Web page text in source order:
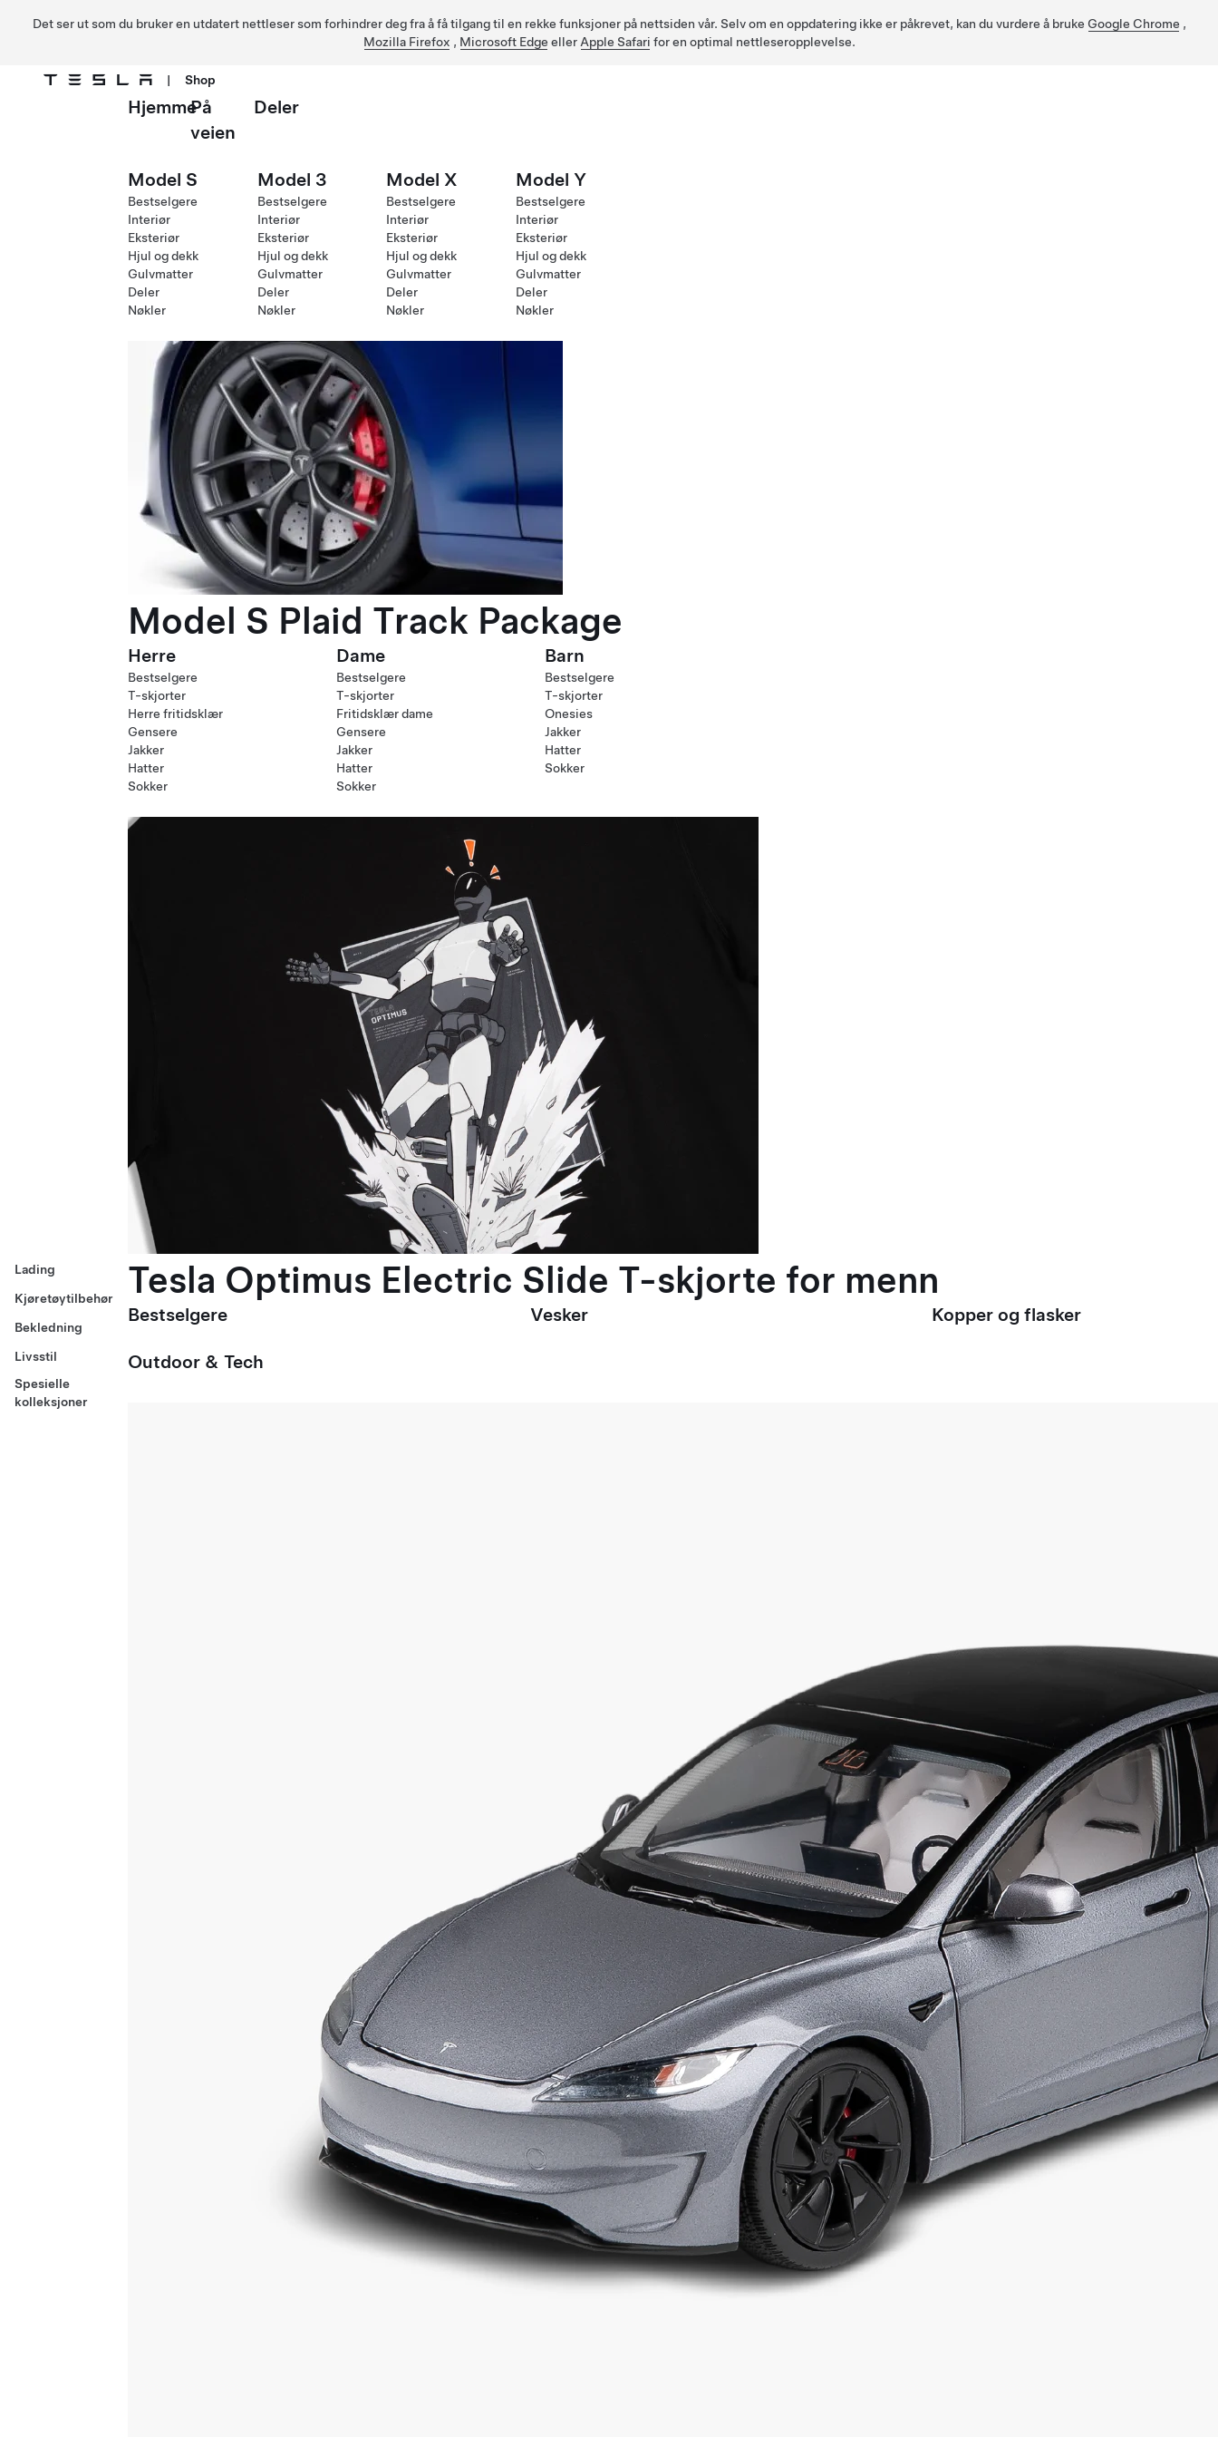
Det ser ut som du bruker en utdatert nettleser som forhindrer deg fra å få tilgang til en rekke funksjoner på nettsiden vår. Selv om en oppdatering ikke er påkrevet, kan du vurdere å bruke Google Chrome ,
Mozilla Firefox , Microsoft Edge eller Apple Safari for en optimal nettleseropplevelse.
| Shop
Lading
Kjøretøytilbehør
Bekledning
Livsstil
Spesielle
kolleksjoner
HjemmePå
veien
Deler
Model S
Bestselgere
Interiør
Eksteriør
Hjul og dekk
Gulvmatter
Deler
Nøkler
Model 3
Bestselgere
Interiør
Eksteriør
Hjul og dekk
Gulvmatter
Deler
Nøkler
Model X
Bestselgere
Interiør
Eksteriør
Hjul og dekk
Gulvmatter
Deler
Nøkler
Model Y
Bestselgere
Interiør
Eksteriør
Hjul og dekk
Gulvmatter
Deler
Nøkler
Model S Plaid Track Package
Herre
Bestselgere
T-skjorter
Herre fritidsklær
Gensere
Jakker
Hatter
Sokker
Dame
Bestselgere
T-skjorter
Fritidsklær dame
Gensere
Jakker
Hatter
Sokker
Barn
Bestselgere
T-skjorter
Onesies
Jakker
Hatter
Sokker
Tesla Optimus Electric Slide T-skjorte for menn
Bestselgere Vesker Kopper og flasker
Outdoor & Tech